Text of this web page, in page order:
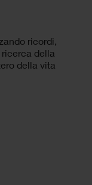
ricordi,
della
della vita